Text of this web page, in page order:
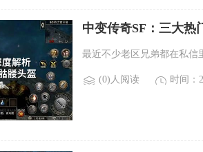
中变传奇SF：三大热
最近不少老区兄弟都在私信
(0)人阅读 时间：